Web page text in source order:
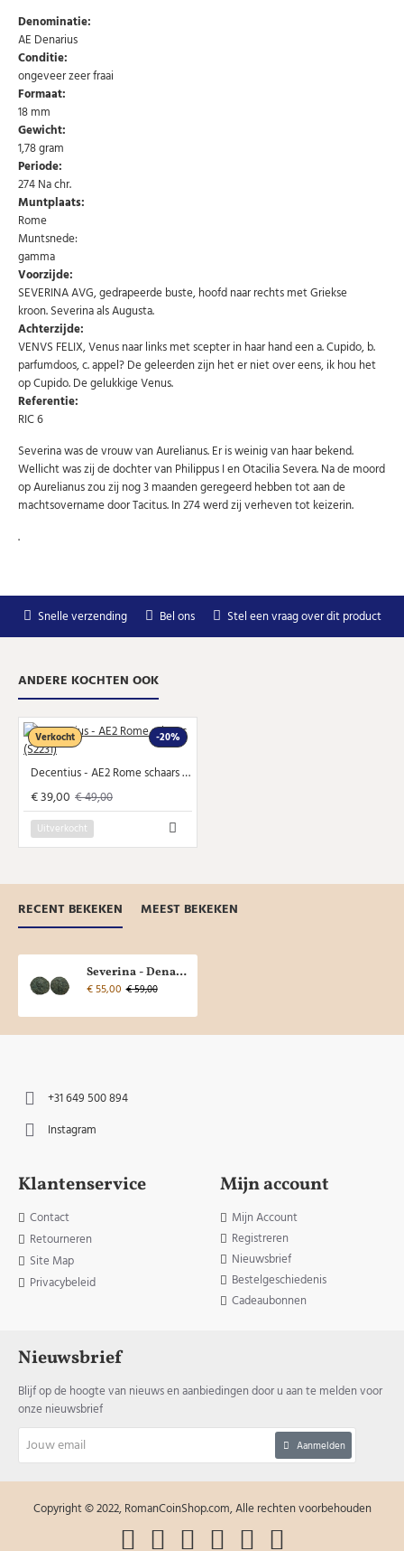
Schrijf u in voor onze gratis nieuwsbrief en ontvang
wekelijks een overzicht van de nieuwste munten en
Uw
email
AANMELDEN
Denominatie:
AE Denarius
Conditie:
ongeveer zeer fraai
Formaat:
18 mm
Gewicht:
1,78 gram
Periode:
274 Na chr.
Muntplaats:
Rome
Muntsnede:
gamma
Voorzijde:
SEVERINA AVG, gedrapeerde buste, hoofd naar rechts met Griekse
kroon. Severina als Augusta.
Achterzijde:
VENVS FELIX, Venus naar links met scepter in haar hand een a. Cupido, b.
parfumdoos, c. appel? De geleerden zijn het er niet over eens, ik hou het
op Cupido. De gelukkige Venus.
Referentie:
RIC 6
Severina was de vrouw van Aurelianus. Er is weinig van haar bekend.
Wellicht was zij de dochter van Philippus I en Otacilia Severa. Na de moord
op Aurelianus zou zij nog 3 maanden geregeerd hebben tot aan de
machtsovername door Tacitus. In 274 werd zij verheven tot keizerin.
.
Snelle verzending Bel ons Stel een vraag over dit product
ANDERE KOCHTEN OOK
-20%
Verkocht
Decentius - AE2 Rome schaars (S2231)
€ 39,00 € 49,00
Uitverkocht
RECENT BEKEKEN MEEST BEKEKEN
Severina - Denarius ZELDZAAM (O2303)
€ 55,00 € 59,00
+31 649 500 894
Instagram
Klantenservice
Contact
Retourneren
Site Map
Privacybeleid
Mijn account
Mijn Account
Registreren
Nieuwsbrief
Bestelgeschiedenis
Cadeaubonnen
Nieuwsbrief
Blijf op de hoogte van nieuws en aanbiedingen door u aan te melden voor
onze nieuwsbrief
email
Aanmelden
Copyright © 2022, RomanCoinShop.com, Alle rechten voorbehouden